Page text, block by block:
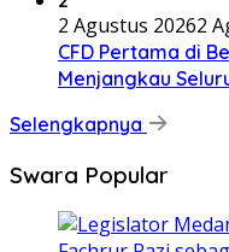
2 Agustus 20262
CFD Pertama di
Menjangkau
Selengkapnya
Swara Popular